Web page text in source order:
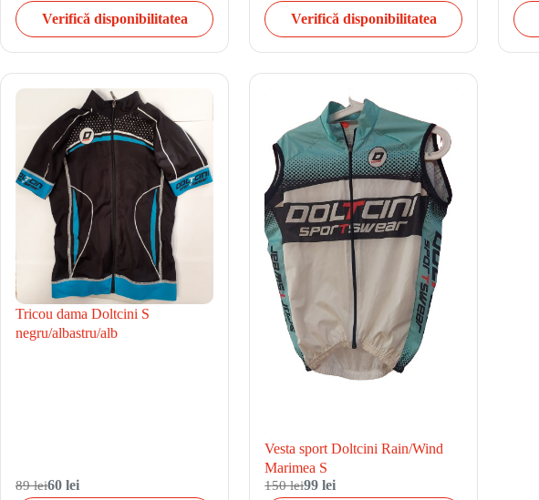
Verifică disponibilitatea
Verifică disponibilitatea
Tricou dama Doltcini S
negru/albastru/alb
89 lei60 lei
Vesta sport Doltcini Rain/Wind
Marimea S
150 lei99 lei